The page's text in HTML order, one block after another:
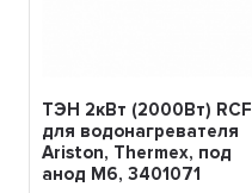
ТЭН 2кВт (2000Вт) RCF
для водонагревателя
Ariston, Thermex, под
анод М6, 3401071